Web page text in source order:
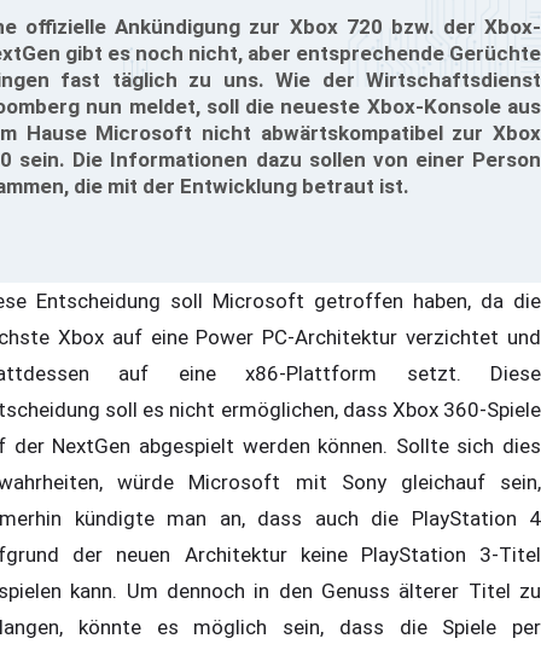
offizielle Ankündigung zur Xbox 720 bzw. der Xbox-
gibt es noch nicht, aber entsprechende Gerüchte
fast täglich zu uns. Wie der Wirtschaftsdienst
nun meldet, soll die neueste Xbox-Konsole aus
Hause Microsoft nicht abwärtskompatibel zur Xbox
sein. Die Informationen dazu sollen von einer Person
die mit der Entwicklung betraut ist.
Entscheidung soll Microsoft getroffen haben, da die
Xbox auf eine Power PC-Architektur verzichtet und
auf eine x86-Plattform setzt. Diese
soll es nicht ermöglichen, dass Xbox 360-Spiele
der NextGen abgespielt werden können. Sollte sich dies
würde Microsoft mit Sony gleichauf sein,
kündigte man an, dass auch die PlayStation 4
der neuen Architektur keine PlayStation 3-Titel
kann. Um dennoch in den Genuss älterer Titel zu
könnte es möglich sein, dass die Spiele per